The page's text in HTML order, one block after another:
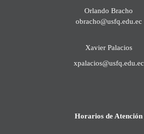
Orlando Bracho
obracho@usfq.edu.ec
Xavier Palacios
xpalacios@usfq.edu.ec
Horarios de Atención